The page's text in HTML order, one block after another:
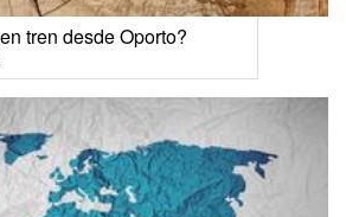
tren desde Oporto?